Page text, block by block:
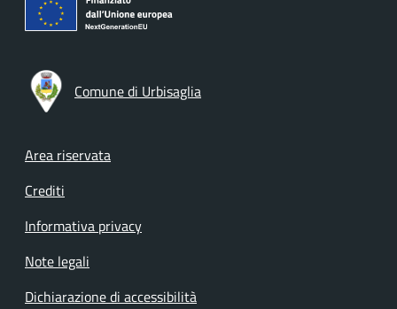
Comune di Urbisaglia
Footer menu
Area riservata
Crediti
Informativa privacy
Note legali
Dichiarazione di accessibilità